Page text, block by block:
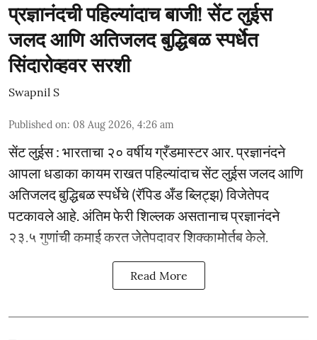
प्रज्ञानंदची पहिल्यांदाच बाजी! सेंट लुईस
जलद आणि अतिजलद बुद्धिबळ स्पर्धेत
सिंदारोव्हवर सरशी
Swapnil S
Published on: 08 Aug 2026, 4:26 am
सेंट लुईस : भारताचा २० वर्षीय ग्रँडमास्टर आर. प्रज्ञानंदने
आपला धडाका कायम राखत पहिल्यांदाच सेंट लुईस जलद आणि
अतिजलद बुद्धिबळ स्पर्धेचे (रॅपिड अँड ब्लिट्झ) विजेतेपद
पटकावले आहे. अंतिम फेरी शिल्लक असतानाच प्रज्ञानंदने
२३.५ गुणांची कमाई करत जेतेपदावर शिक्कामोर्तब केले.
Read More